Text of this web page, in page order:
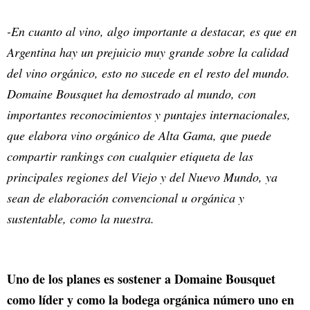
-En cuanto al vino, algo importante a destacar, es que en
Argentina hay un prejuicio muy grande sobre la calidad
del vino orgánico, esto no sucede en el resto del mundo.
Domaine Bousquet ha demostrado al mundo, con
importantes reconocimientos y puntajes internacionales,
que elabora vino orgánico de Alta Gama, que puede
compartir rankings con cualquier etiqueta de las
principales regiones del Viejo y del Nuevo Mundo, ya
sean de elaboración convencional u orgánica y
sustentable, como la nuestra.
Uno de los planes es sostener a Domaine Bousquet
como líder y como la bodega orgánica número uno en